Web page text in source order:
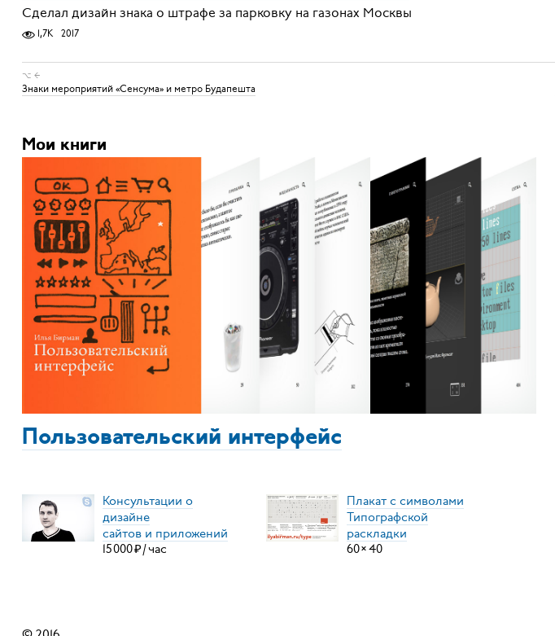
Сделал дизайн знака о штрафе за парковку на газонах Москвы
1,7K 2017
⌥ ←
Знаки мероприятий «Сенсума» и метро Будапешта
Мои книги
Пользовательский интерфейс
Консультации о
дизайне
сайтов и приложений
15000₽/час
Плакат с символами
Типографской
раскладки
60×40